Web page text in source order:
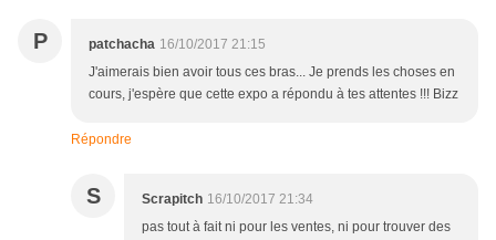
P patchacha 16/10/2017 21:15
J'aimerais bien avoir tous ces bras... Je prends les choses en
cours, j'espère que cette expo a répondu à tes attentes !!! Bizz
Répondre
S Scrapitch 16/10/2017 21:34
pas tout à fait ni pour les ventes, ni pour trouver des